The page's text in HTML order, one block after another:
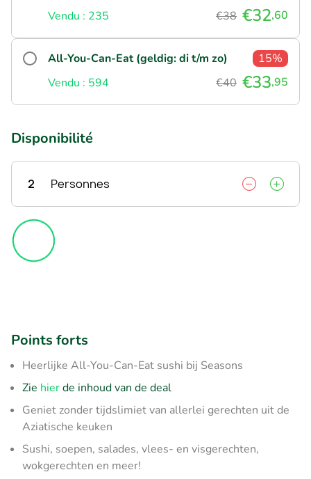
Vendu : 235
€38 €32,60
All-You-Can-Eat (geldig: di t/m zo)
15%
Vendu : 594
€40 €33,95
Disponibilité
2 Personnes
Points forts
Heerlijke All-You-Can-Eat sushi bij Seasons
Zie hierde inhoud van de deal
Geniet zonder tijdslimiet van allerlei gerechten uit de
Aziatische keuken
Sushi, soepen, salades, vlees- en visgerechten,
wokgerechten en meer!